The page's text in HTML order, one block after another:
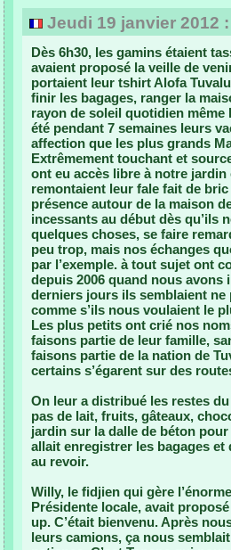
Jeudi 19 janvier 2012
Dès 6h30, les gamins étaient
avaient proposé la veille de
portaient leur tshirt Alofa
finir les bagages, ranger la
rayon de soleil quotidien même
été pendant 7 semaines leurs
affection que les plus grands
Extrêmement touchant et
ont eu accès libre à notre
remontaient leur fale fait de
présence autour de la maison
incessants au début dès qu’ils
quelques choses, se faire
peu trop, mais nos échanges
par l’exemple. à tout sujet ont
depuis 2006 quand nous avons
derniers jours ils semblaient
comme s’ils nous voulaient le
Les plus petits ont crié nos
faisons partie de leur famille,
faisons partie de la nation de
certains s’égarent sur des
On leur a distribué les restes
pas de lait, fruits, gâteaux,
jardin sur la dalle de béton
allait enregistrer les bagages et
au revoir.
Willy, le fidjien qui gère
Présidente locale, avait
up. C’était bienvenu. Après
leurs camions, ça nous